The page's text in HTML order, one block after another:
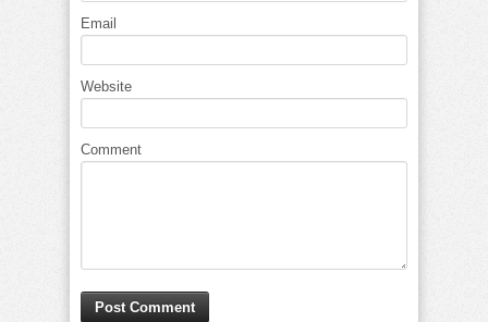
Email
Website
Comment